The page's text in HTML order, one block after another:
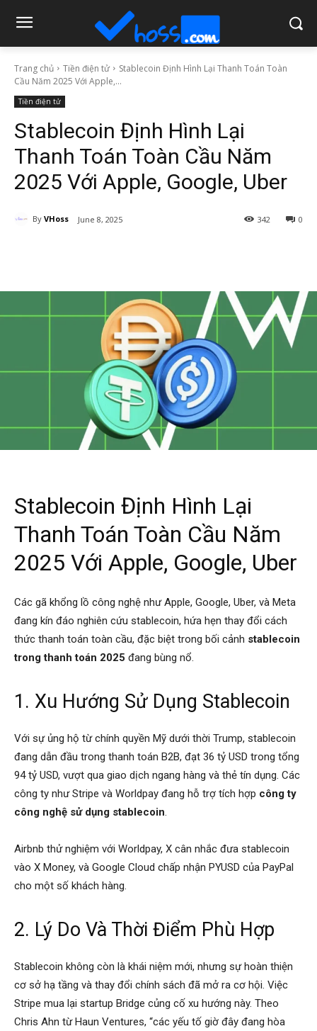
Trang chủ Tiền điện tử
Stablecoin Định Hình Lại Thanh Toán Toàn
Cầu Năm 2025 Với Apple,...
Tiền điện tử
Stablecoin Định Hình Lại
Thanh Toán Toàn Cầu Năm
2025 Với Apple, Google, Uber
By VHoss June 8, 2025 0
342
Stablecoin Định Hình Lại
Thanh Toán Toàn Cầu Năm
2025 Với Apple, Google, Uber
Các gã khổng lồ công nghệ như Apple, Google, Uber, và Meta
đang kín đáo nghiên cứu stablecoin, hứa hẹn thay đổi cách
thức thanh toán toàn cầu, đặc biệt trong bối cảnh stablecoin
trong thanh toán 2025 đang bùng nổ.
1. Xu Hướng Sử Dụng Stablecoin
Với sự ủng hộ từ chính quyền Mỹ dưới thời Trump, stablecoin
đang dẫn đầu trong thanh toán B2B, đạt 36 tỷ USD trong tổng
94 tỷ USD, vượt qua giao dịch ngang hàng và thẻ tín dụng. Các
công ty như Stripe và Worldpay đang hỗ trợ tích hợp công ty
công nghệ sử dụng stablecoin.
Airbnb thử nghiệm với Worldpay, X cân nhắc đưa stablecoin
vào X Money, và Google Cloud chấp nhận PYUSD của PayPal
cho một số khách hàng.
2. Lý Do Và Thời Điểm Phù Hợp
Stablecoin không còn là khái niệm mới, nhưng sự hoàn thiện
cơ sở hạ tầng và thay đổi chính sách đã mở ra cơ hội. Việc
Stripe mua lại startup Bridge củng cố xu hướng này. Theo
Chris Ahn từ Haun Ventures, “các yếu tố giờ đây đang hòa